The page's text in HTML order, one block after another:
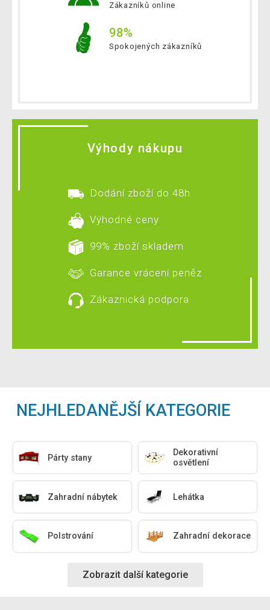
Zákazníků online
98%
Spokojených zákazníků
Výhody nákupu
Dodání zboží do 48h
Výhodné ceny
99% zboží skladem
Garance vrácení peněz
Zákaznická podpora
NEJHLEDANĚJŠÍ KATEGORIE
Párty stany
Dekorativní
osvětlení
Zahradní nábytek Lehátka
Polstrování Zahradní dekorace
Zobrazit další kategorie